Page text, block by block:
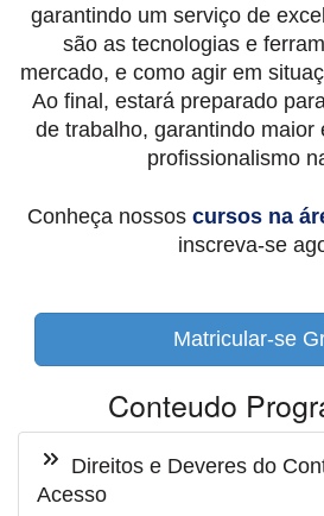
garantindo um serviço de
são as tecnologias e
mercado, e como agir em
Ao final, estará preparado
de trabalho, garantindo maior
profissionalismo
Conheça nossos cursos na
inscreva-se
Matricular-se
Conteudo
Direitos e Deveres do
Acesso